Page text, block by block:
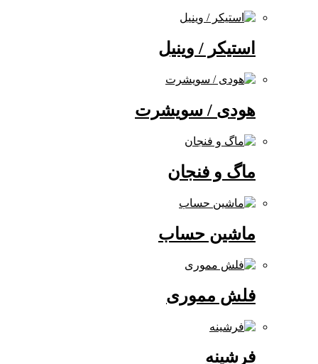
استیکر / وینیل
هودی / سویشرت
ماگ و فنجان
ماشین حساب
فلش مموری